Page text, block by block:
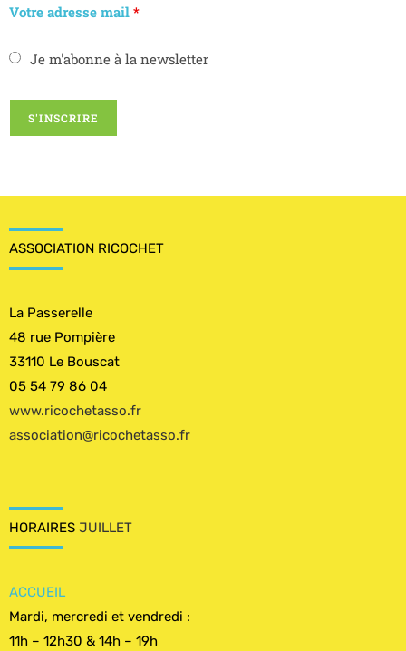
Votre adresse mail *
Je m'abonne à la newsletter
ASSOCIATION RICOCHET
La Passerelle
48 rue Pompière
33110 Le Bouscat
05 54 79 86 04
www.ricochetasso.fr
association@ricochetasso.fr
HORAIRES JUILLET
ACCUEIL
Mardi, mercredi et vendredi :
11h – 12h30 & 14h – 19h